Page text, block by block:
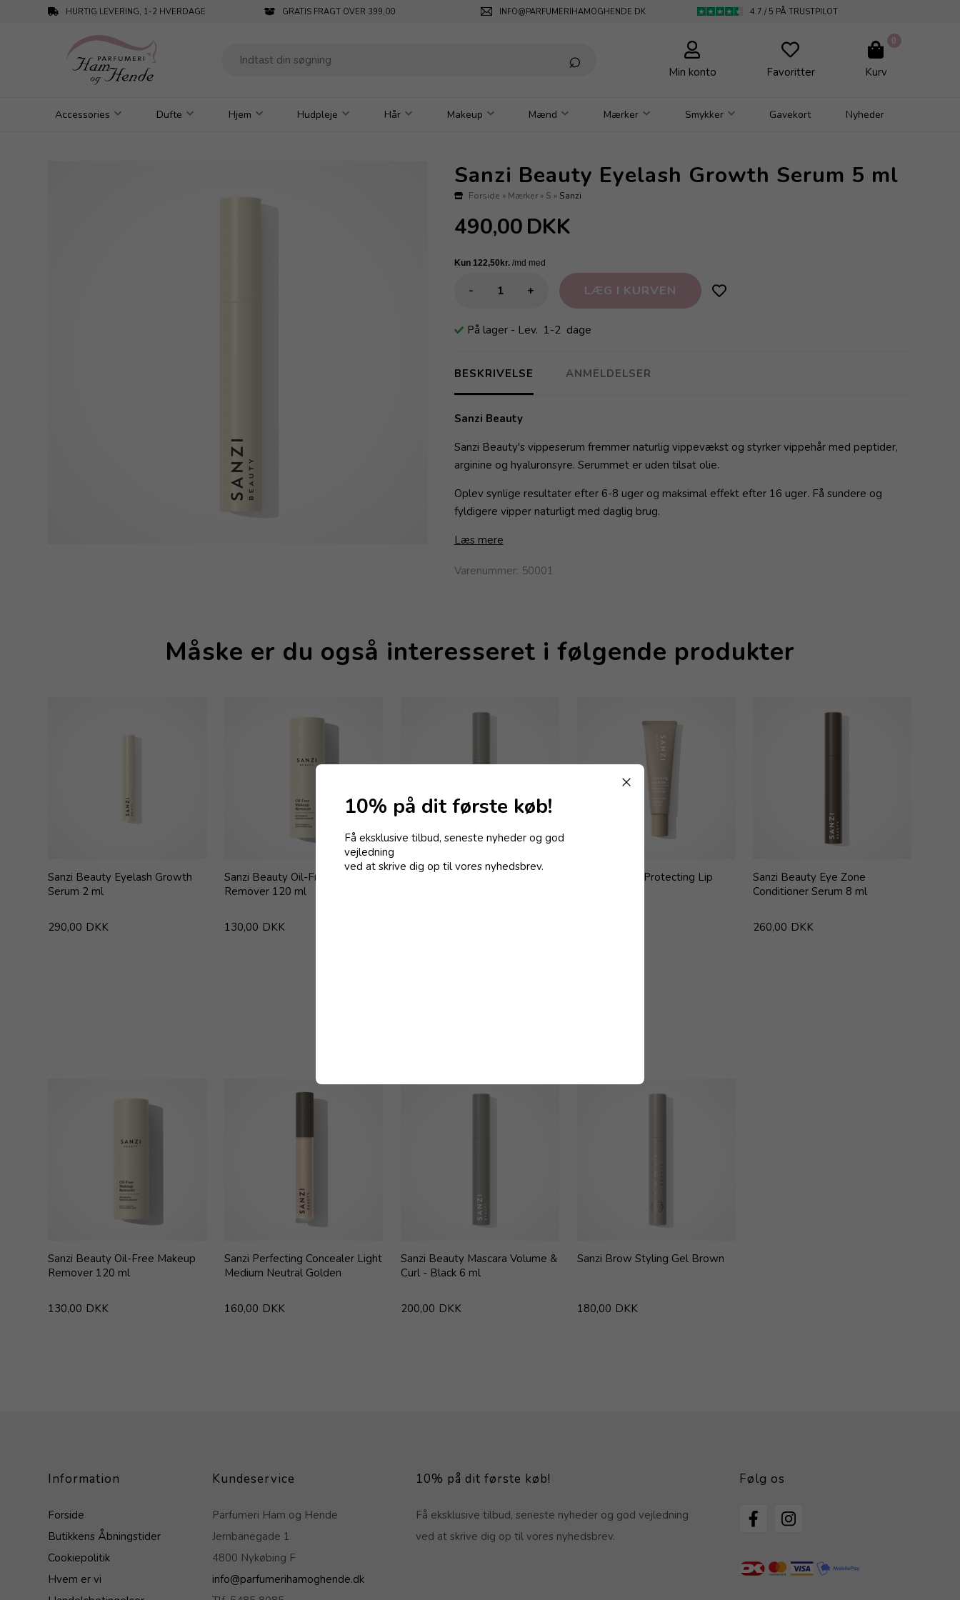
HURTIG LEVERING, 1-2 HVERDAGE GRATIS FRAGT OVER 399,00 INFO@PARFUMERIHAMOGHENDE.DK 4.7 / 5 PÅ TRUSTPILOT
Min konto Favoritter
0
Kurv
Accessories Dufte Hjem Hudpleje Hår Makeup Mænd Mærker Smykker Gavekort Nyheder
Sanzi Beauty Eyelash Growth Serum 5 ml
Forside » Mærker» S » Sanzi
490,00DKK
- +
På lager - Lev. 1-2 dage
BESKRIVELSE ANMELDELSER
Sanzi Beauty
Sanzi Beauty's vippeserum fremmer naturlig vippevækst og styrker vippehår med peptider,
arginine og hyaluronsyre. Serummet er uden tilsat olie.
Oplev synlige resultater efter 6-8 uger og maksimal effekt efter 16 uger. Få sundere og
fyldigere vipper naturligt med daglig brug.
Læs mere
Varenummer: 50001
Måske er du også interesseret i følgende produkter
Sanzi Beauty Eyelash Growth
Serum 2 ml
290,00 DKK
Sanzi Beauty Oil-Free Makeup
Remover 120 ml
130,00 DKK
Sanzi Beauty Mascara Volume &
Sanzi Beauty Protecting Lip
Sanzi Beauty Eye Zone
Conditioner Serum 8 ml
260,00 DKK
Sanzi Beauty Oil-Free Makeup
Remover 120 ml
130,00 DKK
Sanzi Perfecting Concealer Light
Medium Neutral Golden
160,00 DKK
Sanzi Beauty Mascara Volume &
Curl - Black 6 ml
200,00 DKK
Sanzi Brow Styling Gel Brown
180,00 DKK
Information
Forside
Butikkens Åbningstider
Cookiepolitik
Hvem er vi
Kundeservice
Parfumeri Ham og Hende
Jernbanegade 1
4800 Nykøbing F
info@parfumerihamoghende.dk
10% på dit første køb!
Få eksklusive tilbud, seneste nyheder og god vejledning
ved at skrive dig op til vores nyhedsbrev.
Følg os
10% på dit første køb!
Få eksklusive tilbud, seneste nyheder og god
vejledning
ved at skrive dig op til vores nyhedsbrev.